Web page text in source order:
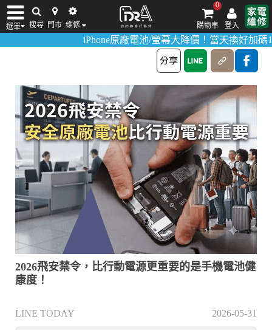
選單 搜尋 門市 维修 登入
0
購物車
筆電維修/價格 Android手機維修/價格 MacBook維修/價
iPhone原廠電池/螢幕大降價！當天換好加碼180
媒體報導
首頁>媒體報導
2026飛安禁令，比行動電源更重要的是手機電池健
康度！
LINE TODAY 2026-05-31